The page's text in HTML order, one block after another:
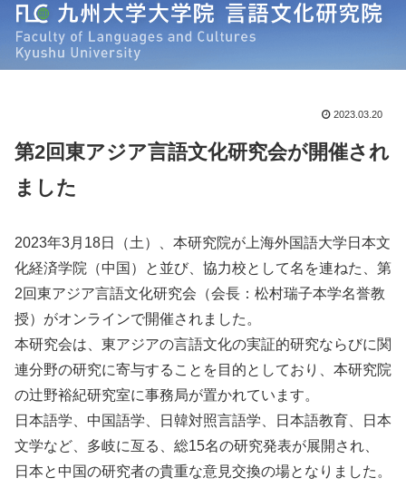
2023.03.20
第2回東アジア言語文化研究会が開催され
ました
2023年3月18日（土）、本研究院が上海外国語大学日本文
化経済学院（中国）と並び、協力校として名を連ねた、第
2回東アジア言語文化研究会（会長：松村瑞子本学名誉教
授）がオンラインで開催されました。
本研究会は、東アジアの言語文化の実証的研究ならびに関
連分野の研究に寄与することを目的としており、本研究院
の辻野裕紀研究室に事務局が置かれています。
日本語学、中国語学、日韓対照言語学、日本語教育、日本
文学など、多岐に亙る、総15名の研究発表が展開され、
日本と中国の研究者の貴重な意見交換の場となりました。